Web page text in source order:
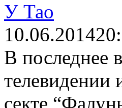
У Тао
10.06.2014
В последнее
телевидении
секте